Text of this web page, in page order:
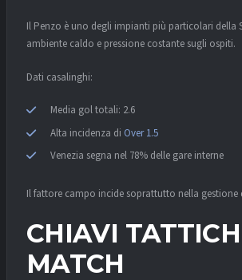
Il Penzo è uno degli impianti più particolari della
ambiente caldo e pressione costante sugli ospiti.
Dati casalinghi:
Media gol totali: 2.6
Alta incidenza di Over 1.5
Venezia segna nel 78% delle gare interne
Il fattore campo incide soprattutto nella gestione
CHIAVI
MATCH